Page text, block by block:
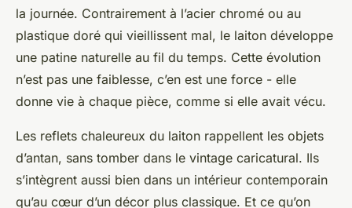
la journée. Contrairement à l’acier chromé ou au
plastique doré qui vieillissent mal, le laiton développe
une patine naturelle au fil du temps. Cette évolution
n’est pas une faiblesse, c’en est une force - elle
donne vie à chaque pièce, comme si elle avait vécu.
Les reflets chaleureux du laiton rappellent les objets
d’antan, sans tomber dans le vintage caricatural. Ils
s’intègrent aussi bien dans un intérieur contemporain
qu’au cœur d’un décor plus classique. Et ce qu’on